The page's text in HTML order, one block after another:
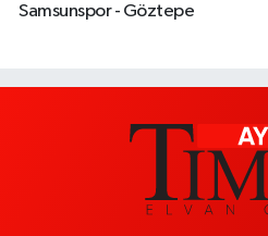
Samsunspor - Göztepe